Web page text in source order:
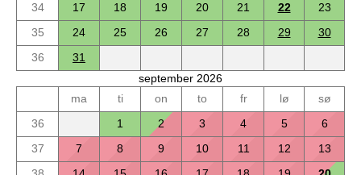
34
17 18 19 20 21 22
23
35
24 25 26 27 28 29
30
36
31
september 2026
ma
ti on to fr lø
sø
36
1 2 3 4 5
6
37
7 8 9 10 11 12
13